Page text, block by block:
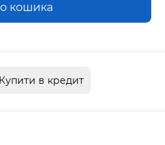
кошика
Купити в кредит